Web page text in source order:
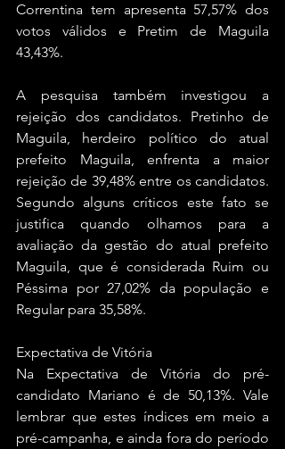
Correntina tem apresenta 57,57% dos
votos válidos e Pretim de Maguila
43,43%.
A pesquisa também investigou a
rejeição dos candidatos. Pretinho de
Maguila, herdeiro político do atual
prefeito Maguila, enfrenta a maior
rejeição de 39,48% entre os candidatos.
Segundo alguns críticos este fato se
justifica quando olhamos para a
avaliação da gestão do atual prefeito
Maguila, que é considerada Ruim ou
Péssima por 27,02% da população e
Regular para 35,58%.
Expectativa de Vitória
Na Expectativa de Vitória do pré-
candidato Mariano é de 50,13%. Vale
lembrar que estes índices em meio a
pré-campanha, e ainda fora do período